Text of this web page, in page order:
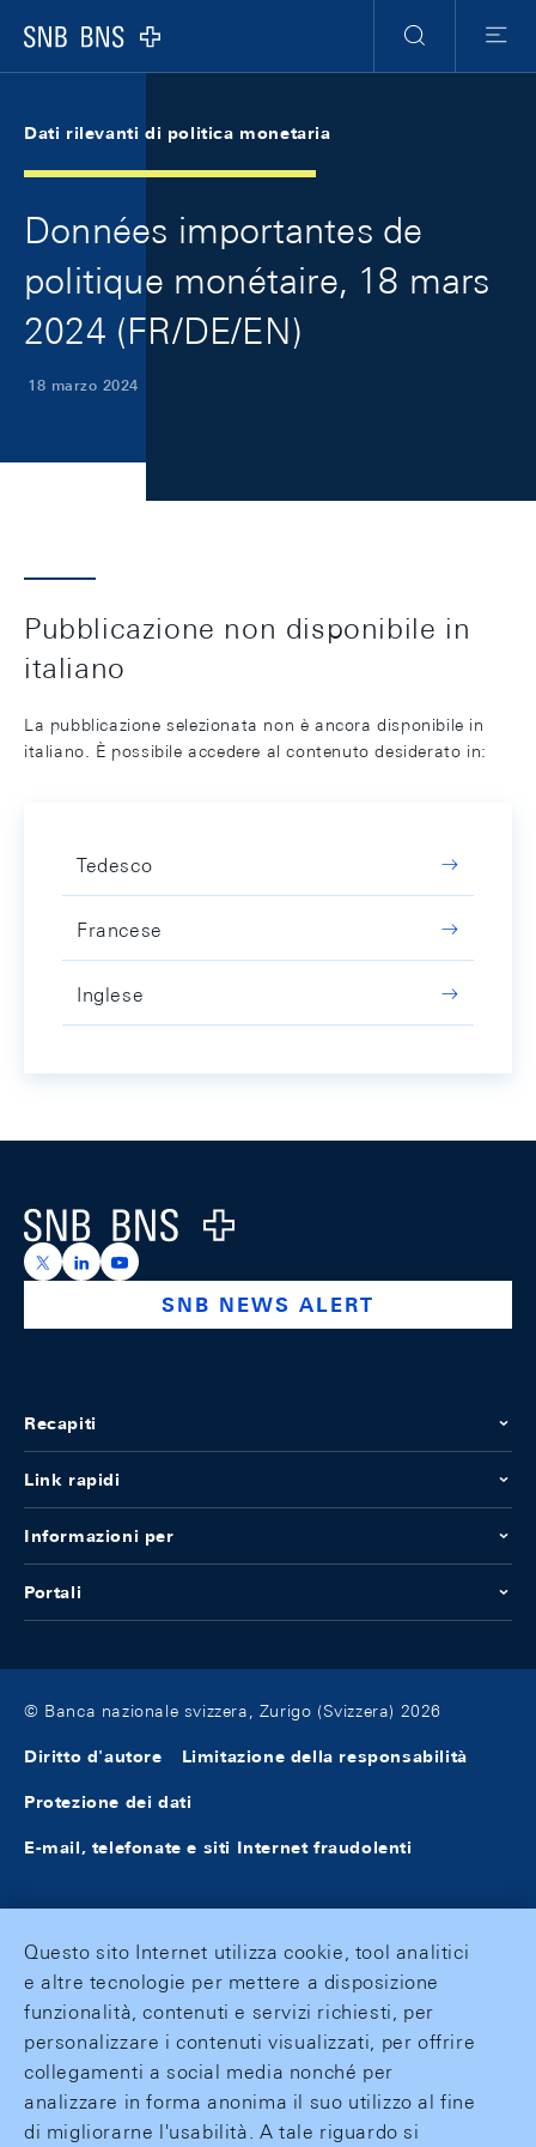
Logo
Ricerca
Menu
Dati rilevanti di politica monetaria
Données importantes de
politique monétaire, 18 mars
2024 (FR/DE/EN)
18 marzo 2024
Pubblicazione non disponibile in
italiano
La pubblicazione selezionata non è ancora disponibile in
italiano. È possibile accedere al contenuto desiderato in:
Tedesco
Francese
Inglese
Logo
https://x.com/snb_bns
https://ch.linkedin.com/company/swiss-national-
https://www.youtube.com/@swissnationalbank
SNB NEWS ALERT
Recapiti
Link rapidi
Informazioni per
Portali
© Banca nazionale svizzera, Zurigo (Svizzera) 2026
Diritto d'autore Limitazione della responsabilità
Protezione dei dati
E-mail, telefonate e siti Internet fraudolenti
Questo sito Internet utilizza cookie, tool analitici
e altre tecnologie per mettere a disposizione
funzionalità, contenuti e servizi richiesti, per
personalizzare i contenuti visualizzati, per offrire
collegamenti a social media nonché per
analizzare in forma anonima il suo utilizzo al fine
di migliorarne l'usabilità. A tale riguardo si